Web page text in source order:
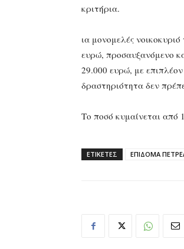
κριτήρια.
ια μονομελές
ευρώ, προσαυξανόμενο
29.000 ευρώ, με
δραστηριότητα δεν
Το ποσό κυμαίνεται από
ΕΤΙΚΕΤΕΣ ΕΠΙΔΟΜΑ